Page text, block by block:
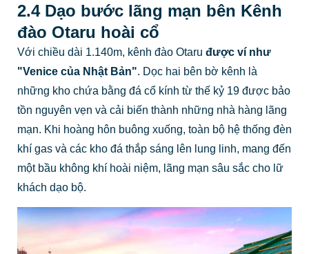
2.4 Dạo bước lãng mạn bên Kênh
đào Otaru hoài cổ
Với chiều dài 1.140m, kênh đào Otaru được ví như
"Venice của Nhật Bản". Dọc hai bên bờ kênh là
những kho chứa bằng đá cổ kính từ thế kỷ 19 được bảo
tồn nguyên vẹn và cải biến thành những nhà hàng lãng
mạn. Khi hoàng hôn buông xuống, toàn bộ hệ thống đèn
khí gas và các kho đá thắp sáng lên lung linh, mang đến
một bầu không khí hoài niệm, lãng mạn sâu sắc cho lữ
khách dạo bộ.